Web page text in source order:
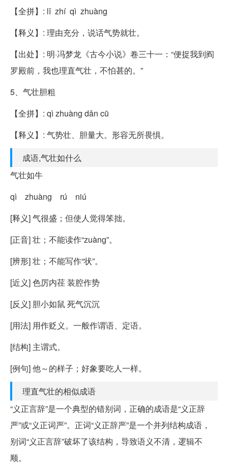
【全拼】: lǐ zhí qì zhuàng
【释义】: 理由充分，说话气势就壮。
【出处】: 明·冯梦龙《古今小说》卷三十一：“便捉我到阎
罗殿前，我也理直气壮，不怕甚的。”
5、气壮胆粗
【全拼】: qì zhuàng dǎn cū
【释义】: 气势壮、胆量大。形容无所畏惧。
成语,气壮如什么
气壮如牛
qì zhuàng rú niú
[释义] 气很盛；但使人觉得笨拙。
[正音] 壮；不能读作“zuànɡ”。
[辨形] 壮；不能写作“状”。
[近义] 色厉内荏 装腔作势
[反义] 胆小如鼠 死气沉沉
[用法] 用作贬义。一般作谓语、定语。
[结构] 主谓式。
[例句] 他～的样子；好象要吃人一样。
理直气壮的相似成语
“义正言辞”是一个典型的错别词，正确的成语是“义正辞
严”或“义正词严”。正词“义正辞严”是一个并列结构成语，
别词“义正言辞”破坏了该结构，导致语义不清，逻辑不
顺。